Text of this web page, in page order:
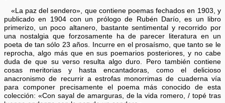
«La paz del sendero», que contiene poemas fechados en 1903, y
publicado en 1904 con un prólogo de Rubén Darío, es un libro
primerizo, un poco altanero, bastante sentimental y recorrido por
una nostalgia que forzosamente ha de parecer literatura en un
poeta de tan sólo 23 años. Incurre en el prosaísmo, que tanto se le
reprocha, algo más que en sus poemarios posteriores, y no cabe
duda de que su verso resulta algo duro. Pero también contiene
cosas meritorias y hasta encantadoras, como el delicioso
anacronismo de recurrir a estrofas monorrimas de cuaderna vía
para componer precisamente el poema más conocido de esta
colección: «Con sayal de amarguras, de la vida romero, / topé tras